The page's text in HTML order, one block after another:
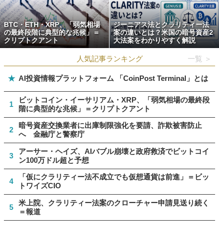
BTC・ETH・XRP、「弱気相場
の最終段階に典型的な兆候」＝
クリプトクアント
ジーニアス法とクラリティー法
案の違いとは？米国の暗号資産2
大法案をわかりやすく解説
人気記事ランキング 一覧 ＞
★ AI投資情報プラットフォーム 「CoinPost Terminal」とは
1
ビットコイン・イーサリアム・XRP、「弱気相場の最終段
階に典型的な兆候」＝クリプトクアント
2
暗号資産交換業者に出庫制限強化を要請、詐欺被害防止
へ 金融庁と警察庁
3
アーサー・ヘイズ、AIバブル崩壊と政府救済でビットコイ
ン100万ドル超と予想
4
「仮にクラリティー法不成立でも仮想通貨は前進」＝ビッ
トワイズCIO
5
米上院、クラリティー法案のクローチャー申請見送り続く
＝報道